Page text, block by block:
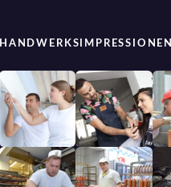
HANDWERKSIMPRESSIONEN